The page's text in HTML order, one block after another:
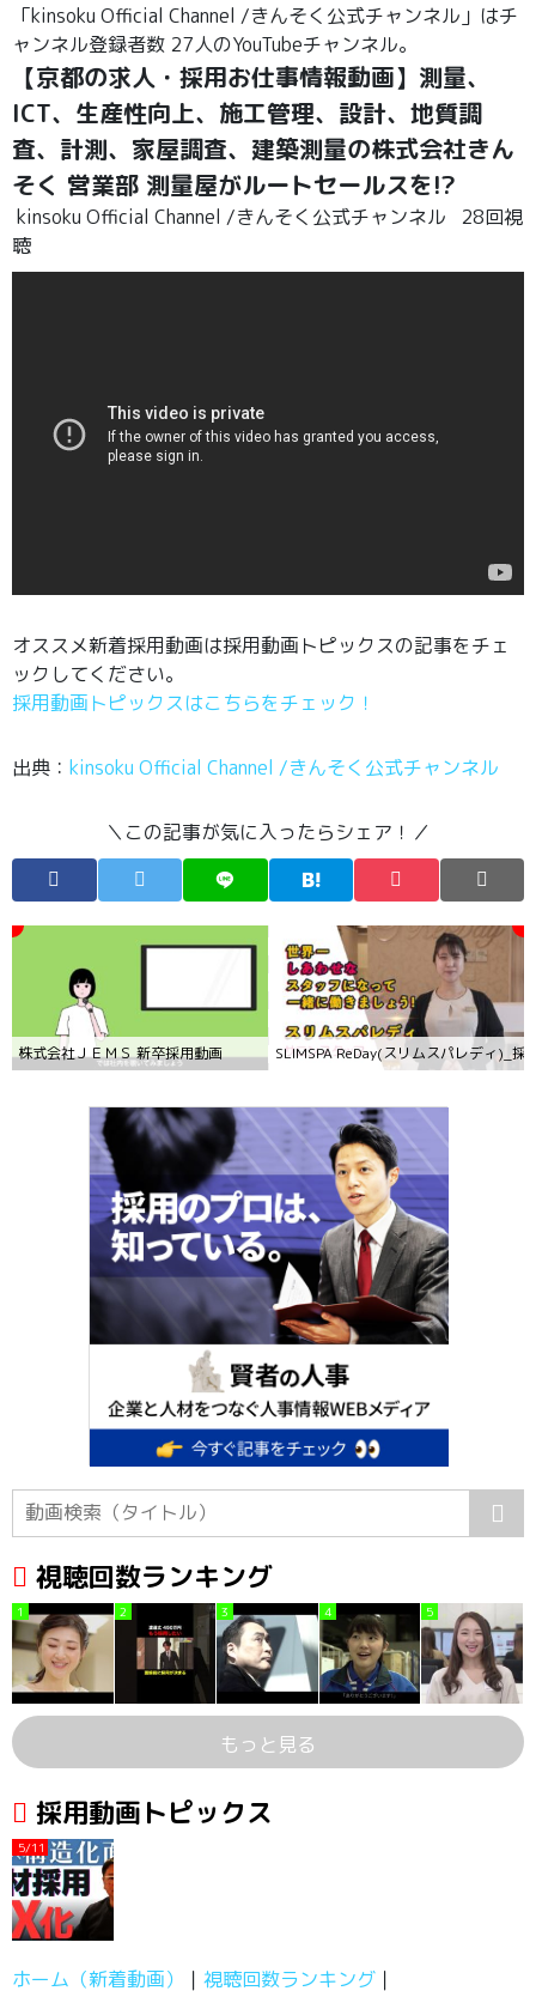
「kinsoku Official Channel /きんそく公式チャンネル」はチ
ャンネル登録者数 27人のYouTubeチャンネル。
【京都の求人・採用お仕事情報動画】測量、
ICT、生産性向上、施工管理、設計、地質調
査、計測、家屋調査、建築測量の株式会社きん
そく 営業部 測量屋がルートセールスを!?
kinsoku Official Channel /きんそく公式チャンネル
28回視
聴
オススメ新着採用動画は採用動画トピックスの記事をチェ
ックしてください。
採用動画トピックスはこちらをチェック！
出典： kinsoku Official Channel /きんそく公式チャンネル
＼この記事が気に入ったらシェア！／
SLIMSPA ReDay(スリムスパレディ)_採
株式会社ＪＥＭＳ 新卒採用動画
視聴回数ランキング
1 2 3 4 5
もっと見る
採用動画トピックス
5/11
ホーム（新着動画） 視聴回数ランキング